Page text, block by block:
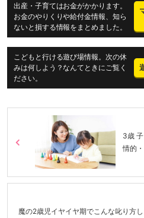
出産・子育てはお金がかかります。
お金のやりくりや給付金情報、知ら
ないと損する情報をまとめました。
こどもと行ける遊び場情報。次の休
みは何しよう？なんてときにご覧く
ださい。
3歳
情的
魔の2歳児イヤイヤ期でこんな叱り方し